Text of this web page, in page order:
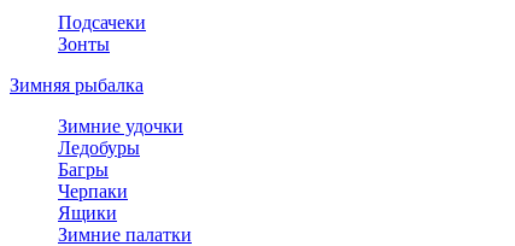
Подсачеки
Зонты
Зимняя рыбалка
Зимние удочки
Ледобуры
Багры
Черпаки
Ящики
Зимние палатки